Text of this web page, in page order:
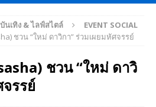
บันเทิง & ไลฟ์สไตล์
EVENT SOCIAL
ชวน “ใหม่ ดาวิกา” ร่วมเผยมหัศจรรย์
ชวน “ใหม่ ดาวิ
รรย์